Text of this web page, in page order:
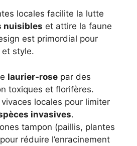
locales facilite la lutte
nuisibles et attire la faune
est primordial pour
style.
laurier‑rose par des
toxiques et florifères.
locales pour limiter
invasives.
tampon (paillis, plantes
réduire l’enracinement